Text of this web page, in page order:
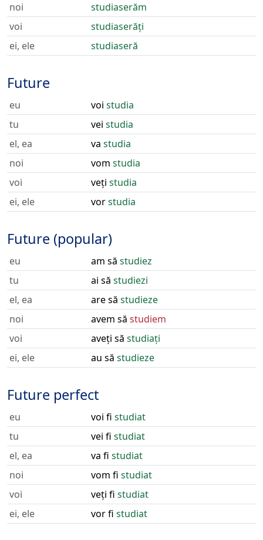
noi
studiaserăm
voi
studiaserăți
ei, ele
studiaseră
Future
eu voi studia
tu
vei studia
el, ea
va studia
noi
vom studia
voi
veți studia
ei, ele
vorstudia
Future (popular)
eu am să studiez
tu
ai să studiezi
el, ea
are să studieze
noi
avem să studiem
voi
aveți să studiați
ei, ele
au să studieze
Future perfect
eu voi fi studiat
tu
vei fi studiat
el, ea
va fi studiat
noi
vom fi studiat
voi
veți fi studiat
ei, ele
vor fi studiat